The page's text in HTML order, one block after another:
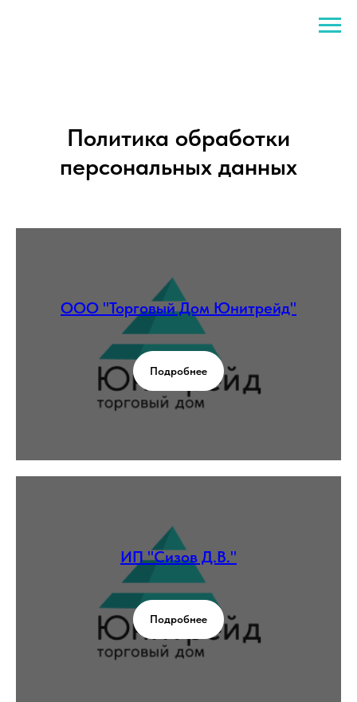
Политика обработки
персональных данных
ООО "Торговый Дом Юнитрейд"
Подробнее
ИП "Сизов Д.В."
Подробнее